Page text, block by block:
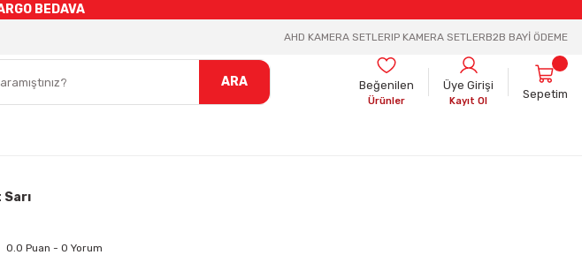
BEDAVA
AHD KAMERA SETLERIP KAMERA SETLERB2B BAYİ ÖDEME
ARA Beğenilen
Ürünler
Üye Girişi
Kayıt Ol
Sepetim
0.0 Puan - 0 Yorum